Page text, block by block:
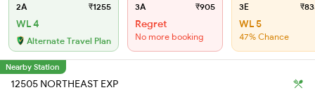
2A ₹1255
WL 4
Alternate Travel Plan
3A ₹905
Regret
No more booking
3E
WL 5
47% Chance
Nearby Station
12505 NORTHEAST EXP